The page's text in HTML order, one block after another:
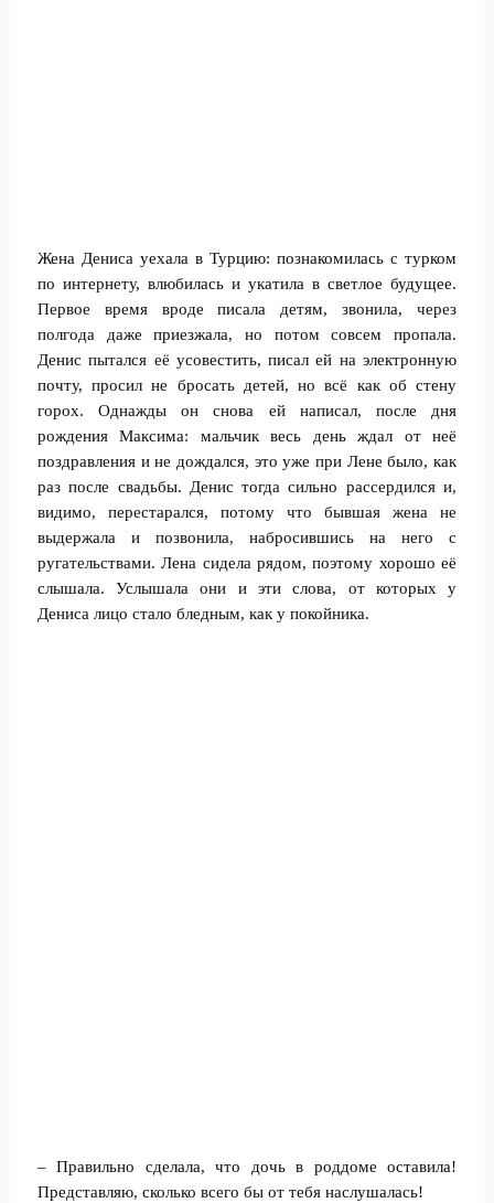
Жена Дениса уехала в Турцию: познакомилась с турком
по интернету, влюбилась и укатила в светлое будущее.
Первое время вроде писала детям, звонила, через
полгода даже приезжала, но потом совсем пропала.
Денис пытался её усовестить, писал ей на электронную
почту, просил не бросать детей, но всё как об стену
горох. Однажды он снова ей написал, после дня
рождения Максима: мальчик весь день ждал от неё
поздравления и не дождался, это уже при Лене было, как
раз после свадьбы. Денис тогда сильно рассердился и,
видимо, перестарался, потому что бывшая жена не
выдержала и позвонила, набросившись на него с
ругательствами. Лена сидела рядом, поэтому хорошо её
слышала. Услышала они и эти слова, от которых у
Дениса лицо стало бледным, как у покойника.
– Правильно сделала, что дочь в роддоме оставила!
Представляю, сколько всего бы от тебя наслушалась!